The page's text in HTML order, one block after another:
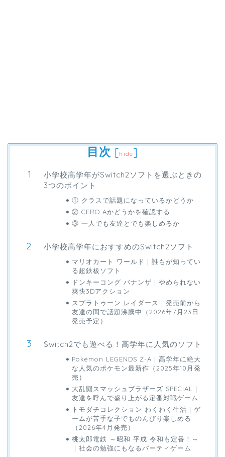
目次 [hide]
小学校高学年がSwitch2ソフトを選ぶときの
3つのポイント
① クラスで話題になっているかどうか
② CERO Aかどうかを確認する
③ 一人でも友達とでも楽しめるか
小学校高学年におすすめのSwitch2ソフト
マリオカート ワールド｜誰もが知ってい
る超鉄板ソフト
ドンキーコング バナンザ｜やめられない
爽快3Dアクション
スプラトゥーン レイダース｜発売前から
友達の間で話題沸騰中（2026年7月23日
発売予定）
Switch2でも遊べる！高学年に人気のソフト
Pokémon LEGENDS Z-A｜高学年に絶大
な人気のポケモン最新作（2025年10月発
売）
大乱闘スマッシュブラザーズ SPECIAL｜
友達を呼んで盛り上がる定番対戦ゲーム
トモダチコレクション わくわく生活｜ゲ
ームが苦手な子でものんびり楽しめる
（2026年4月発売）
桃太郎電鉄 ～昭和 平成 令和も定番！～
｜社会の勉強にもなるパーティゲーム